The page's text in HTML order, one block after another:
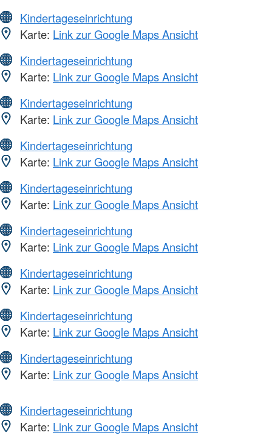
Kindertageseinrichtung
Karte: Link zur Google Maps Ansicht
Kindertageseinrichtung
Karte: Link zur Google Maps Ansicht
Kindertageseinrichtung
Karte: Link zur Google Maps Ansicht
Kindertageseinrichtung
Karte: Link zur Google Maps Ansicht
Kindertageseinrichtung
Karte: Link zur Google Maps Ansicht
Kindertageseinrichtung
Karte: Link zur Google Maps Ansicht
Kindertageseinrichtung
Karte: Link zur Google Maps Ansicht
Kindertageseinrichtung
Karte: Link zur Google Maps Ansicht
Kindertageseinrichtung
Karte: Link zur Google Maps Ansicht
Kindertageseinrichtung
Karte: Link zur Google Maps Ansicht